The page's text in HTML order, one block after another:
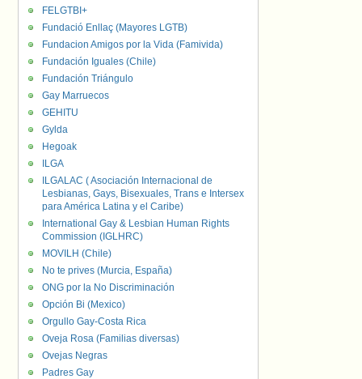
FELGTBI+
Fundació Enllaç (Mayores LGTB)
Fundacion Amigos por la Vida (Famivida)
Fundación Iguales (Chile)
Fundación Triángulo
Gay Marruecos
GEHITU
Gylda
Hegoak
ILGA
ILGALAC ( Asociación Internacional de
Lesbianas, Gays, Bisexuales, Trans e Intersex
para América Latina y el Caribe)
International Gay & Lesbian Human Rights
Commission (IGLHRC)
MOVILH (Chile)
No te prives (Murcia, España)
ONG por la No Discriminación
Opción Bi (Mexico)
Orgullo Gay-Costa Rica
Oveja Rosa (Familias diversas)
Ovejas Negras
Padres Gay